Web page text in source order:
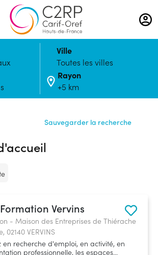
Aller
au
contenu
principal
Ville
Toutes les villes
Rayon
+5 km
Sauvegarder la recherche
Vervins
- Maison des Entreprises de Thiérache
02140 VERVINS
en recherche d'emploi, en activité, en
professionnelle, les espaces